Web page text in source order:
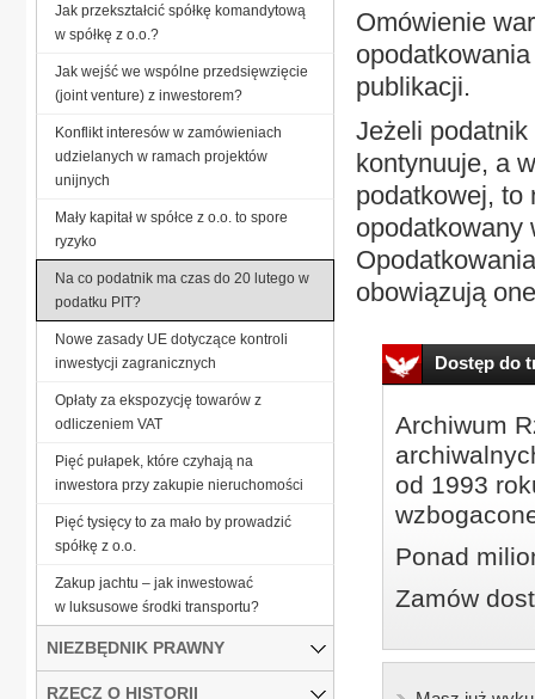
Omówienie
publikacji.
Jeżeli podatnik
kontynuuje, a
podatkowej, to
opodatkowany
obowiązują
Dostęp do
Archiwum
od 1993
Ponad
Zamów
Jak przekształcić spółkę komandytową
w spółkę z o.o.?
Jak wejść we wspólne przedsięwzięcie
(joint venture) z inwestorem?
Konflikt interesów w zamówieniach
udzielanych w ramach projektów
unijnych
Mały kapitał w spółce z o.o. to spore
ryzyko
Na co podatnik ma czas do 20 lutego w
podatku PIT?
Nowe zasady UE dotyczące kontroli
inwestycji zagranicznych
Opłaty za ekspozycję towarów z
odliczeniem VAT
Pięć pułapek, które czyhają na
inwestora przy zakupie nieruchomości
Pięć tysięcy to za mało by prowadzić
spółkę z o.o.
Zakup jachtu – jak inwestować
w luksusowe środki transportu?
NIEZBĘDNIK PRAWNY
RZECZ O HISTORII